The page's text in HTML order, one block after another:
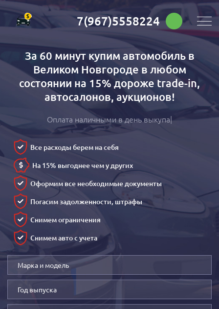
7(967)5558224
За 60 минут купим автомобиль в
Великом Новгороде в любом
состоянии на 15% дороже trade-in,
автосалонов, аукционов!
Оплата наличными в день выкупа
Все расходы берем на себя
На 15% выгоднее чем у других
Оформим все необходимые документы
Погасим задолженности, штрафы
Снимем ограничения
Снимем авто с учета